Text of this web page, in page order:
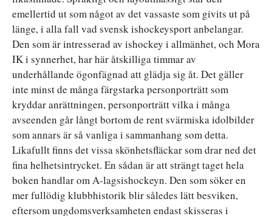
emellertid ut som något av det vassaste som givits ut på
länge, i alla fall vad svensk ishockeysport anbelangar.
Den som är intresserad av ishockey i allmänhet, och Mora
IK i synnerhet, har här åtskilliga timmar av
underhållande ögonfägnad att glädja sig åt. Det gäller
inte minst de många färgstarka personporträtt som
kryddar anrättningen, personporträtt vilka i många
avseenden går långt bortom de rent svärmiska idolbilder
som annars är så vanliga i sammanhang som detta.
Likafullt finns det vissa skönhetsfläckar som drar ned det
fina helhetsintrycket. En sådan är att strängt taget hela
boken handlar om A-lagsishockeyn. Den som söker en
mer fullödig klubbhistorik blir således lätt besviken,
eftersom ungdomsverksamheten endast skisseras i